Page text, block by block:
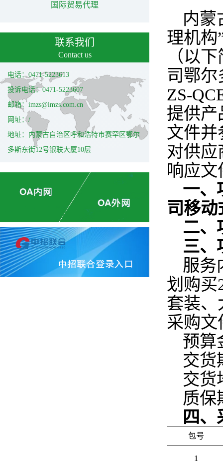
国际贸易代理
联系我们
Contact us
电话：0471-5223613
投诉电话：0471-5223607
邮箱：imzs@imzs.com.cn
网址：/
地址：内蒙古自治区呼和浩特市赛罕区鄂尔
多斯东街12号银联大厦10层
内蒙
理机构
（以
司鄂
ZS-
提供产
文件并
对供应
响应文
一、
司移
二、
三、
服务
划购买
套装、
采购文
预算
交货
交货
质保
四
包号
1